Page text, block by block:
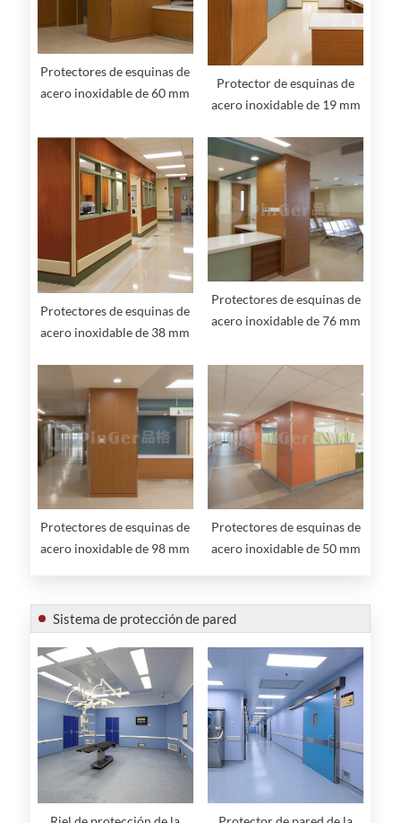
Protectores de esquinas de
acero inoxidable de 60 mm
Protector de esquinas de
acero inoxidable de 19 mm
Protectores de esquinas de
acero inoxidable de 38 mm
Protectores de esquinas de
acero inoxidable de 76 mm
Protectores de esquinas de
acero inoxidable de 98 mm
Protectores de esquinas de
acero inoxidable de 50 mm
Sistema de protección de pared